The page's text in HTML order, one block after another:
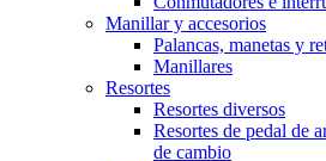
Manillar y accesorios
Palancas, manetas y
Manillares
Resortes
Resortes diversos
Resortes de pedal de
de cambio